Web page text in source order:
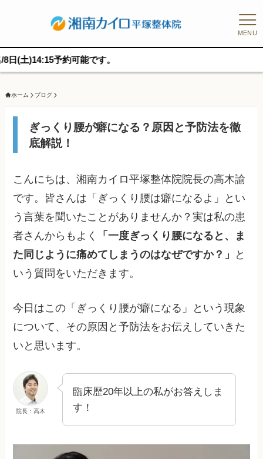
MENU
予約可能です。
ホーム ブログ
ぎっくり腰が癖になる？原因と予防法を徹
底解説！
こんにちは、湘南カイロ平塚整体院院長の高木諭
です。皆さんは「ぎっくり腰は癖になるよ」とい
う言葉を聞いたことがありませんか？実は私の患
者さんからもよく
「一度ぎっくり腰になると、ま
た同じように痛めてしまうのはなぜですか？」
と
いう質問をいただきます。
今日はこの「ぎっくり腰が癖になる」という現象
について、その原因と予防法をお伝えしていきた
いと思います。
院長：高木
臨床歴20年以上の私がお答えしま
す！